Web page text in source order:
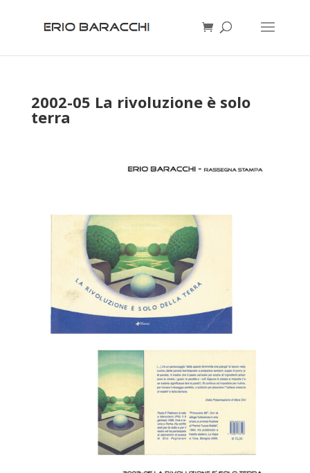
2002-05 La rivoluzione è solo
terra